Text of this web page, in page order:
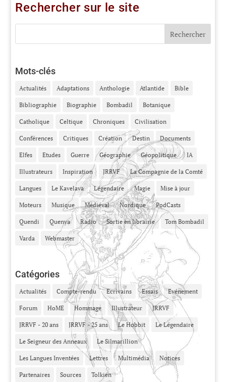
Rechercher sur le site
Mots-clés
Actualités Adaptations Anthologie Atlantide Bible
Bibliographie Biographie Bombadil Botanique
Catholique Celtique Chroniques Civilisation
Conférences Critiques Création Destin Documents
Elfes Etudes Guerre Géographie Géopolitique IA
Illustrateurs Inspiration JRRVF La Compagnie de la Comté
Langues Le Kavelava Légendaire Magie Mise à jour
Moteurs Musique Médiéval Nordique PodCasts
Quendi Quenya Radio Sortie en librairie Tom Bombadil
Varda Webmaster
Catégories
Actualités Compte-rendu Ecrivains Essais Evénement
Forum HoME Hommage Illustrateur JRRVF
JRRVF - 20 ans JRRVF - 25 ans Le Hobbit Le Légendaire
Le Seigneur des Anneaux Le Silmarillion
Les Langues Inventées Lettres Multimédia Notices
Partenaires Sources Tolkien